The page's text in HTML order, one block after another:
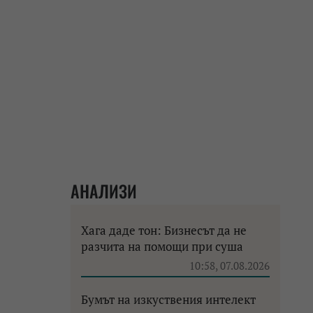
АНАЛИЗИ
Хага даде тон: Бизнесът да не
разчита на помощи при суша
10:58, 07.08.2026
Бумът на изкуствения интелект